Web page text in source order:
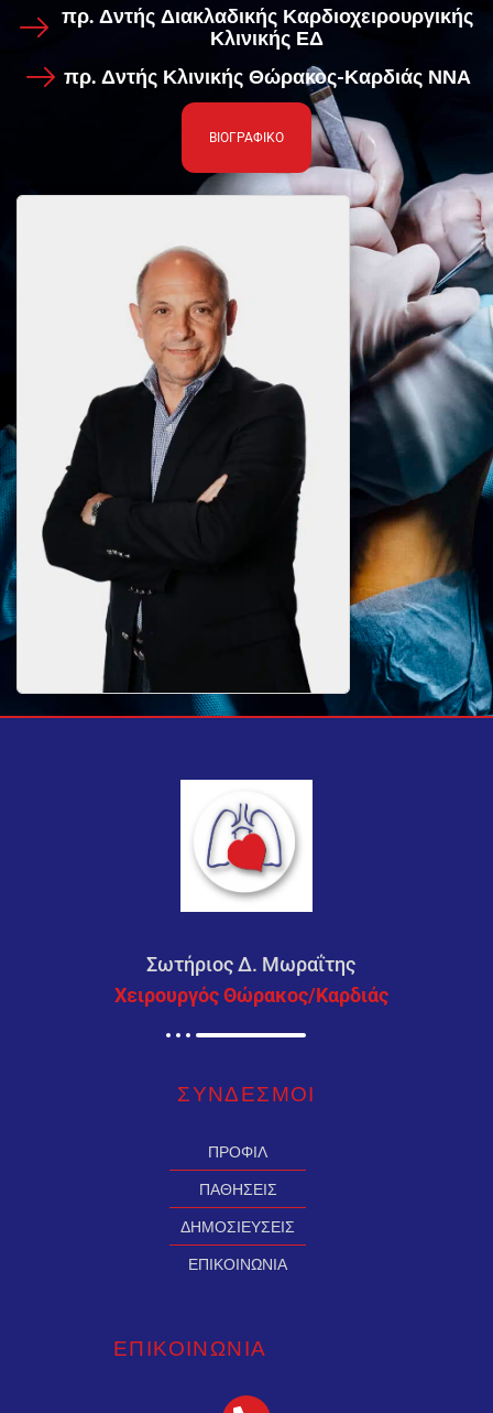
πρ. Δντής Διακλαδικής Καρδιοχειρουργικής
Κλινικής ΕΔ
πρ. Δντής Κλινικής Θώρακος-Καρδιάς ΝΝΑ
ΒΙΟΓΡΑΦΙΚΟ
Σωτήριος Δ. Μωραΐτης
Χειρουργός Θώρακος/Καρδιάς
ΣΥΝΔΕΣMΟΙ
ΠΡΟΦΙΛ
ΠΑΘΗΣΕΙΣ
ΔΗΜΟΣΙΕΥΣΕΙΣ
ΕΠΙΚΟΙΝΩΝΙΑ
ΕΠΙΚΟΙΝΩΝΙΑ